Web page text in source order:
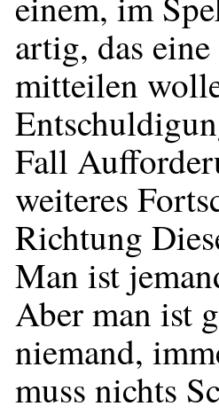
artig, das
mitteilen
Fall
weiteres
Richtung
Man ist
Aber man ist
niemand,
muss nichts